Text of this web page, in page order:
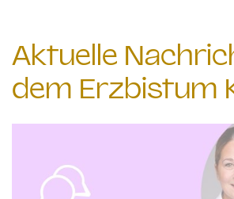
Aktuelle
dem Erzbistum